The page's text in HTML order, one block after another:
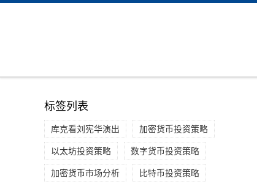
标签列表
库克看刘宪华演出 加密货币投资策略
以太坊投资策略 数字货币投资策略
加密货币市场分析 比特币投资策略